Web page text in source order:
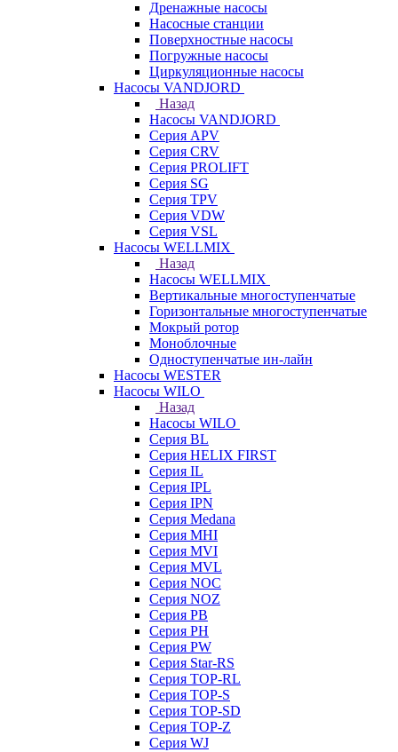
Дренажные насосы
Насосные станции
Поверхностные насосы
Погружные насосы
Циркуляционные насосы
Насосы VANDJORD
Назад
Насосы VANDJORD
Серия APV
Серия CRV
Серия PROLIFT
Серия SG
Серия TPV
Серия VDW
Серия VSL
Насосы WELLMIX
Назад
Насосы WELLMIX
Вертикальные многоступенчатые
Горизонтальные многоступенчатые
Мокрый ротор
Моноблочные
Одноступенчатые ин-лайн
Насосы WESTER
Насосы WILO
Назад
Насосы WILO
Серия BL
Серия HELIX FIRST
Серия IL
Серия IPL
Серия IPN
Серия Medana
Серия MHI
Серия MVI
Серия MVL
Серия NOC
Серия NOZ
Серия PB
Серия PH
Серия PW
Серия Star-RS
Серия TOP-RL
Серия TOP-S
Серия TOP-SD
Серия TOP-Z
Серия WJ